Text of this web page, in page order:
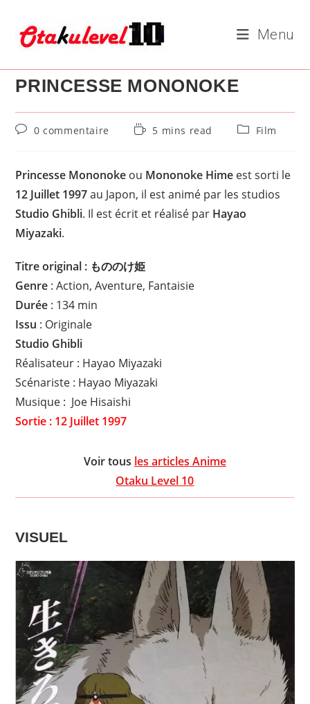
content
Menu
PRINCESSE MONONOKE
Commentaires
publication :
0 commentaire
Temps5 mins read
PostFilm
Princesse Mononoke ou Mononoke Hime est sorti le
12 Juillet 1997au Japon, il est animé par les studios
Studio Ghibli. Il est écrit et réalisé par Hayao
Miyazaki.
Titre original : もののけ姫
Genre : Action, Aventure, Fantaisie
Durée : 134 min
Issu : Originale
Studio Ghibli
Réalisateur : Hayao Miyazaki
Scénariste : Hayao Miyazaki
Musique : Joe Hisaishi
Sortie : 12 Juillet 1997
Voir tous les articles Anime
Otaku Level 10
VISUEL